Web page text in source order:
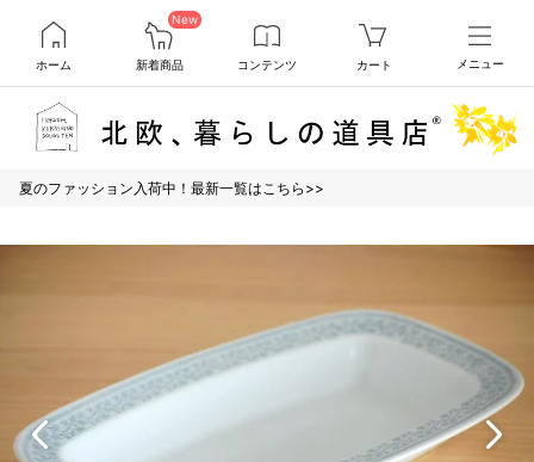
ホーム
New
新着商品 コンテンツ カート メニュー
夏のファッション入荷中！最新一覧はこちら>>